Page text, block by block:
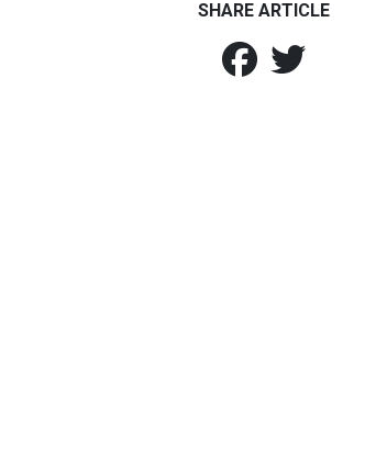
SHARE ARTICLE